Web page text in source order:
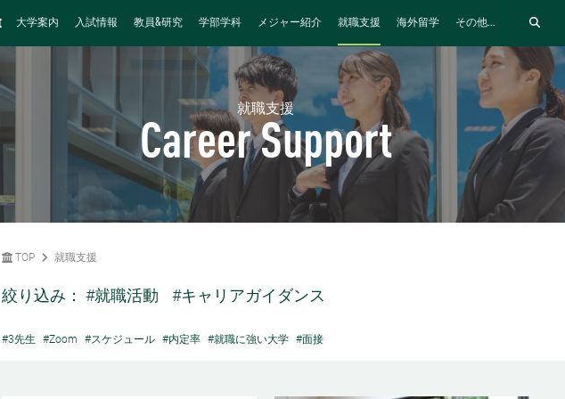
H
大学案内 入試情報 教員&研究 学部学科 メジャー紹介 就職支援 海外留学 その他...
就職支援
Career Support
TOP 就職支援
絞り込み： #就職活動 #キャリアガイダンス
#3先生 #Zoom #スケジュール #内定率 #就職に強い大学 #面接